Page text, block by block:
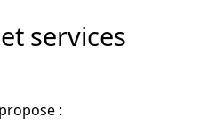
services
: